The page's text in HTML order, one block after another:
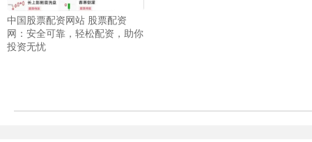
中国股票配资网站 股票配资
网：安全可靠，轻松配资，助你
投资无忧